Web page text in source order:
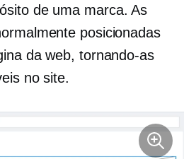
de uma marca. As
posicionadas
da web, tornando-as
no site.